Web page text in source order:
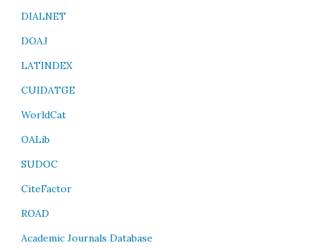
DIALNET
DOAJ
LATINDEX
CUIDATGE
WorldCat
OALib
SUDOC
CiteFactor
ROAD
Academic Journals Database